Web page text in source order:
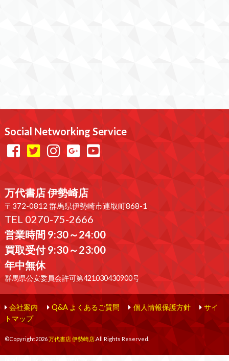
Social Networking Service
万代書店 伊勢崎店
〒372-0812 群馬県伊勢崎市連取町868-1
TEL 0270-75-2666
営業時間 9:30～24:00
買取受付 9:30～23:00
年中無休
群馬県公安委員会許可第421030430900号
会社案内 Q&A よくあるご質問 個人情報保護方針
サイ
トマップ
©Copyright2026万代書店 伊勢崎店.All Rights Reserved.